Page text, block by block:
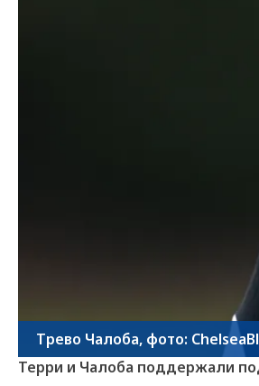
Трево Чалоба, фото:
Терри и Чалоба поддержали